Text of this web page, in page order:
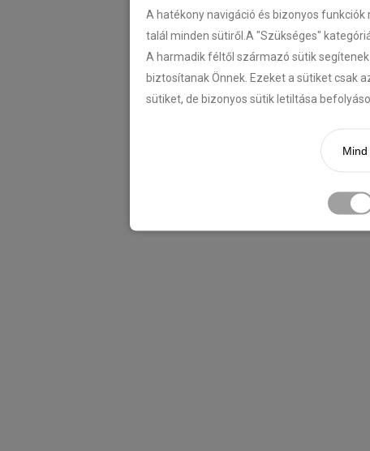
A hatékony navigáció és bizonyos
talál minden sütiről.A "Szükséges"
A harmadik féltől származó sütik
biztosítanak Önnek. Ezeket a sütiket csak
sütiket, de bizonyos sütik letiltása